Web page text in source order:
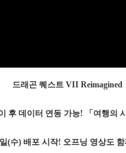
드래곤 퀘스트 VII Reimagined
후 데이터 연동 가능! 「여행의
(수) 배포 시작! 오프닝 영상도